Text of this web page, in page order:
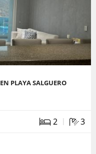
PLAYA SALGUERO
2 | 3